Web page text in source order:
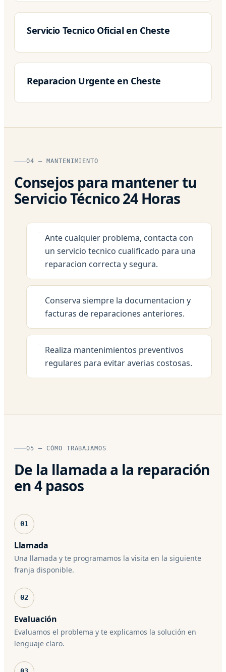
Servicio Tecnico Oficial en Cheste
Reparacion Urgente en Cheste
04 — MANTENIMIENTO
Consejos para mantener tu
Servicio Técnico 24 Horas
Ante cualquier problema, contacta con
un servicio tecnico cualificado para una
reparacion correcta y segura.
Conserva siempre la documentacion y
facturas de reparaciones anteriores.
Realiza mantenimientos preventivos
regulares para evitar averias costosas.
05 — CÓMO TRABAJAMOS
De la llamada a la reparación
en 4 pasos
01
Llamada
Una llamada y te programamos la visita en la siguiente
franja disponible.
02
Evaluación
Evaluamos el problema y te explicamos la solución en
lenguaje claro.